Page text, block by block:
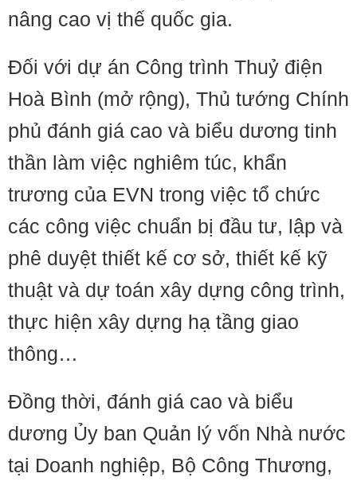
nâng cao vị thế quốc gia.
Đối với dự án Công trình Thuỷ điện
Hoà Bình (mở rộng), Thủ tướng Chính
phủ đánh giá cao và biểu dương tinh
thần làm việc nghiêm túc, khẩn
trương của EVN trong việc tổ chức
các công việc chuẩn bị đầu tư, lập và
phê duyệt thiết kế cơ sở, thiết kế kỹ
thuật và dự toán xây dựng công trình,
thực hiện xây dựng hạ tầng giao
thông…
Đồng thời, đánh giá cao và biểu
dương Ủy ban Quản lý vốn Nhà nước
tại Doanh nghiệp, Bộ Công Thương,